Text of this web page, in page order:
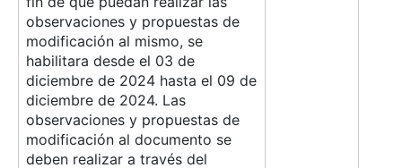
observaciones y propuestas de
modificación al mismo, se
habilitara desde el 03 de
diciembre de 2024 hasta el 09 de
diciembre de 2024. Las
observaciones y propuestas de
modificación al documento se
deben realizar a través del